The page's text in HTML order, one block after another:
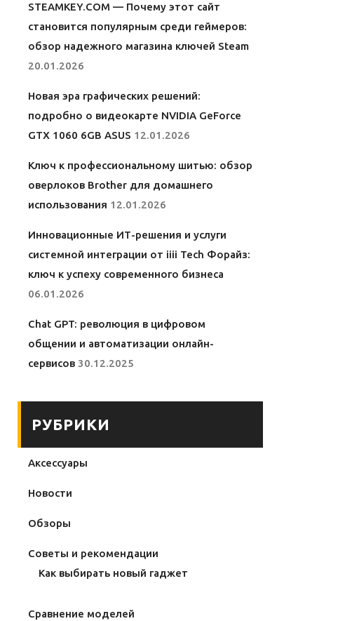
STEAMKEY.COM — Почему этот сайт
становится популярным среди геймеров:
обзор надежного магазина ключей Steam
20.01.2026
Новая эра графических решений:
подробно о видеокарте NVIDIA GeForce
GTX 1060 6GB ASUS 12.01.2026
Ключ к профессиональному шитью: обзор
оверлоков Brother для домашнего
использования 12.01.2026
Инновационные ИТ-решения и услуги
системной интеграции от iiii Tech Форайз:
ключ к успеху современного бизнеса
06.01.2026
Chat GPT: революция в цифровом
общении и автоматизации онлайн-
сервисов 30.12.2025
РУБРИКИ
Аксессуары
Новости
Обзоры
Советы и рекомендации
Как выбирать новый гаджет
Сравнение моделей